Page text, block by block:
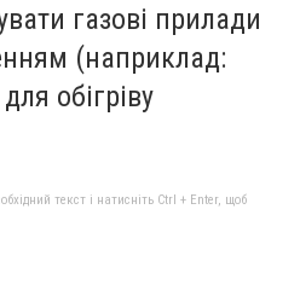
газові прилади
(наприклад:
обігріву
текст і натисніть Ctrl + Enter, щоб